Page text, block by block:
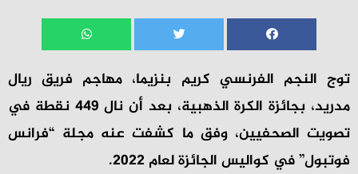
توج النجم الفرنسي كريم بنزيما، مهاجم فريق ريال
مدريد، بجائزة الكرة الذهبية، بعد أن نال 449 نقطة في
تصويت الصحفيين، وفق ما كشفت عنه مجلة “فرانس
فوتبول” في كواليس الجائزة لعام 2022.